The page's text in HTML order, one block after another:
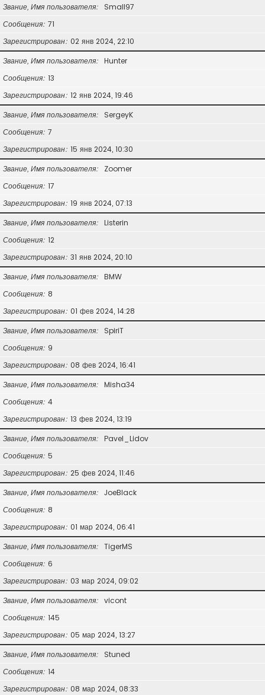
Звание, Имя пользователя
Small97
Сообщения 71
Зарегистрирован 02 янв 2024, 22:10
Звание, Имя пользователя
Hunter
Сообщения 13
Зарегистрирован 12 янв 2024, 19:46
Звание, Имя пользователя
SergeyK
Сообщения 7
Зарегистрирован 15 янв 2024, 10:30
Звание, Имя пользователя
Zoomer
Сообщения 17
Зарегистрирован 19 янв 2024, 07:13
Звание, Имя пользователя
Listerin
Сообщения 12
Зарегистрирован 31 янв 2024, 20:10
Звание, Имя пользователя
BMW
Сообщения 8
Зарегистрирован 01 фев 2024, 14:28
Звание, Имя пользователя
SpiriT
Сообщения 9
Зарегистрирован 08 фев 2024, 16:41
Звание, Имя пользователя
Misha34
Сообщения 4
Зарегистрирован 13 фев 2024, 13:19
Звание, Имя пользователя
Pavel_Lidov
Сообщения 5
Зарегистрирован 25 фев 2024, 11:46
Звание, Имя пользователя
JoeBlack
Сообщения 8
Зарегистрирован 01 мар 2024, 06:41
Звание, Имя пользователя
TigerMS
Сообщения 6
Зарегистрирован 03 мар 2024, 09:02
Звание, Имя пользователя
vicont
Сообщения 145
Зарегистрирован 05 мар 2024, 13:27
Звание, Имя пользователя
Stuned
Сообщения 14
Зарегистрирован 08 мар 2024, 08:33